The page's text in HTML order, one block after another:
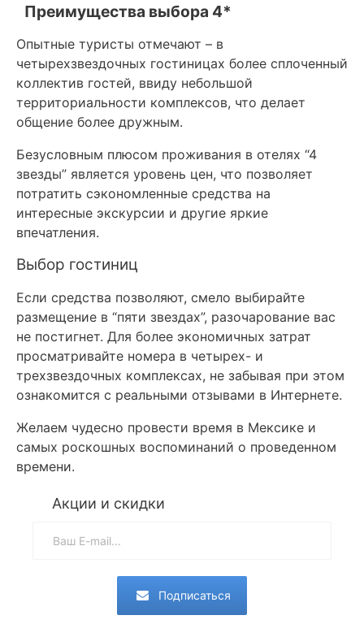
Преимущества выбора 4*
Опытные туристы отмечают – в
четырехзвездочных гостиницах более сплоченный
коллектив гостей, ввиду небольшой
территориальности комплексов, что делает
общение более дружным.
Безусловным плюсом проживания в отелях “4
звезды” является уровень цен, что позволяет
потратить сэкономленные средства на
интересные экскурсии и другие яркие
впечатления.
Выбор гостиниц
Если средства позволяют, смело выбирайте
размещение в “пяти звездах”, разочарование вас
не постигнет. Для более экономичных затрат
просматривайте номера в четырех- и
трехзвездочных комплексах, не забывая при этом
ознакомится с реальными отзывами в Интернете.
Желаем чудесно провести время в Мексике и
самых роскошных воспоминаний о проведенном
времени.
Акции и скидки